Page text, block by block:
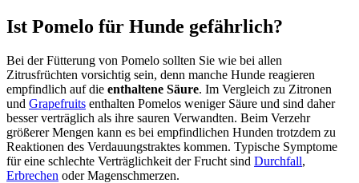
Ist Pomelo für Hunde gefährlich?
Bei der Fütterung von Pomelo sollten Sie wie bei allen
Zitrusfrüchten vorsichtig sein, denn manche Hunde reagieren
empfindlich auf die enthaltene Säure. Im Vergleich zu Zitronen
und Grapefruits enthalten Pomelos weniger Säure und sind daher
besser verträglich als ihre sauren Verwandten. Beim Verzehr
größerer Mengen kann es bei empfindlichen Hunden trotzdem zu
Reaktionen des Verdauungstraktes kommen. Typische Symptome
für eine schlechte Verträglichkeit der Frucht sind Durchfall,
Erbrechen oder Magenschmerzen.